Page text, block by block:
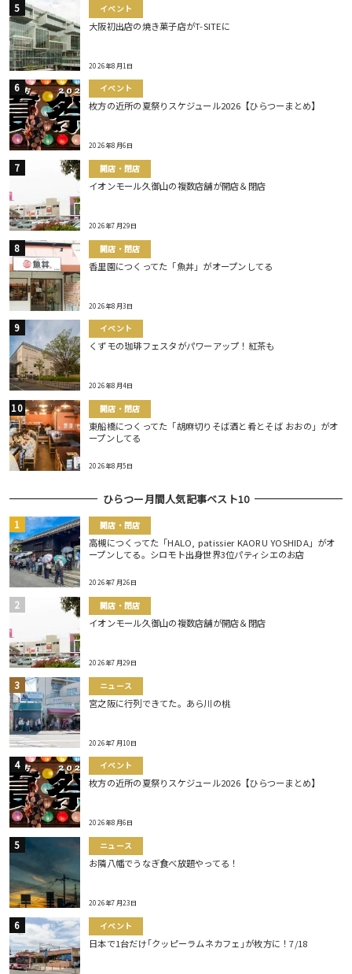
イベント
大阪初出店の焼き菓子店がT-SITEに
2026年8月1日
イベント
枚方の近所の夏祭りスケジュール2026【ひらつーまとめ】
2026年8月6日
開店・閉店
イオンモール久御山の複数店舗が開店＆閉店
2026年7月29日
開店・閉店
香里園につくってた「魚丼」がオープンしてる
2026年8月3日
イベント
くずモの珈琲フェスタがパワーアップ！紅茶も
2026年8月4日
開店・閉店
東船橋につくってた「胡麻切りそば酒と肴とそば おおの」がオ
ープンしてる
2026年8月5日
ひらつー月間人気記事ベスト10
開店・閉店
高槻につくってた「HALO, patissier KAORU YOSHIDA」がオ
ープンしてる。シロモト出身世界3位パティシエのお店
2026年7月26日
開店・閉店
イオンモール久御山の複数店舗が開店＆閉店
2026年7月29日
ニュース
宮之阪に行列できてた。あら川の桃
2026年7月10日
イベント
枚方の近所の夏祭りスケジュール2026【ひらつーまとめ】
2026年8月6日
ニュース
お隣八幡でうなぎ食べ放題やってる！
2026年7月23日
イベント
日本で1台だけ｢クッピーラムネカフェ｣が枚方に！7/18